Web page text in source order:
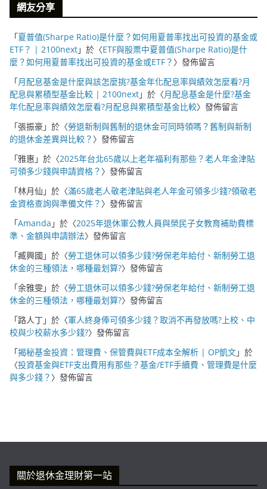
網友分享
「夏普值(Sharpe Ratio)是什麼？如何用夏普率找出可投資的基金或
ETF？ | 2100next」於〈ETF與股票中夏普值(Sharpe Ratio)是什
麼？如何用夏普率找出可投資的基金或ETF？ 〉發佈留言
「月配息基金是什麼與該怎麼挑?基金年化配息率與績效怎麼看?月
配息與累積型基金比較 | 2100next」於〈月配息基金是什麼?基金
年化配息率與績效怎麼看?月配息與累積型基金比較〉發佈留言
「張振豪」於〈勞退新制與舊制的退休金可同時領嗎？舊制與新制
的退休金差異與比較？ 〉發佈留言
「雅惠 」於〈2025年台北65歲以上老年福利有那些？老人年金津貼
可領多少錢與申請資格？ 〉發佈留言
「林月仙 」於〈滿65歲老人敬老津貼與老人年金可領多少錢?領敬老
金資格查詢與準備文件？ 〉發佈留言
「Amanda 」於〈2025年退休軍公教人員與榮民子女教育補助費標
準、金額與申請辦法〉發佈留言
「臧興國 」於〈勞工退休可以領多少錢?勞保老年給付、新制勞工退
休金的三種領法，哪種最划算?〉發佈留言
「余雅雯」於〈勞工退休可以領多少錢?勞保老年給付、新制勞工退
休金的三種領法，哪種最划算?〉發佈留言
「路人丁」於〈軍人終身俸可領多少錢？取消不再發放嗎?上校、中
校與少校薪水多少錢?〉發佈留言
「揭秘基金投資：管理費、保管費與ETF成本全解析 | OP凱文」於
〈投資基金與ETF支出費用有那些？基金/ETF手續費、管理費是什麼
與多少錢？ 〉發佈留言
關於退休金理財第一站